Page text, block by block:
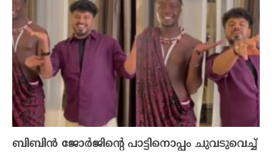
ബിബിൻ ജോർജിന്റെ പാട്ടിനൊപ്പം ചുവടുവെച്ച്